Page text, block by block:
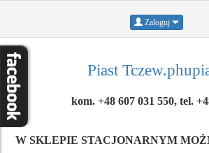
Zaloguj
Piast
kom. +48 607 031 550, tel.
W SKLEPIE STACJONARNYM